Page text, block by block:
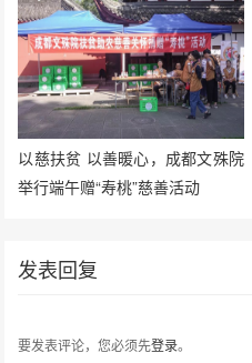
以慈扶贫 以善暖心，成都文殊院
举行端午赠“寿桃”慈善活动
发表回复
要发表评论，您必须先登录。